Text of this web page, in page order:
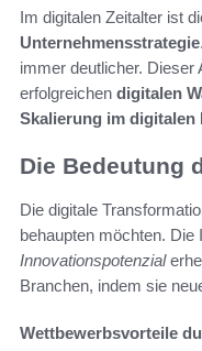
Im digitalen Zeitalter ist
Unternehmensstrategie
immer deutlicher. Dieser
erfolgreichen digitalen
Skalierung im digitalen
Die Bedeutung
Die digitale
behaupten möchten.
Innovationspotenzial
Branchen, indem sie
Wettbewerbsvorteile